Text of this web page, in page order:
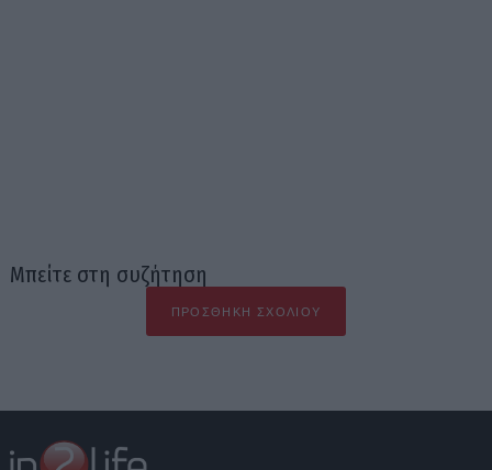
Μπείτε στη συζήτηση
ΠΡΟΣΘΉΚΗ ΣΧΟΛΊΟΥ